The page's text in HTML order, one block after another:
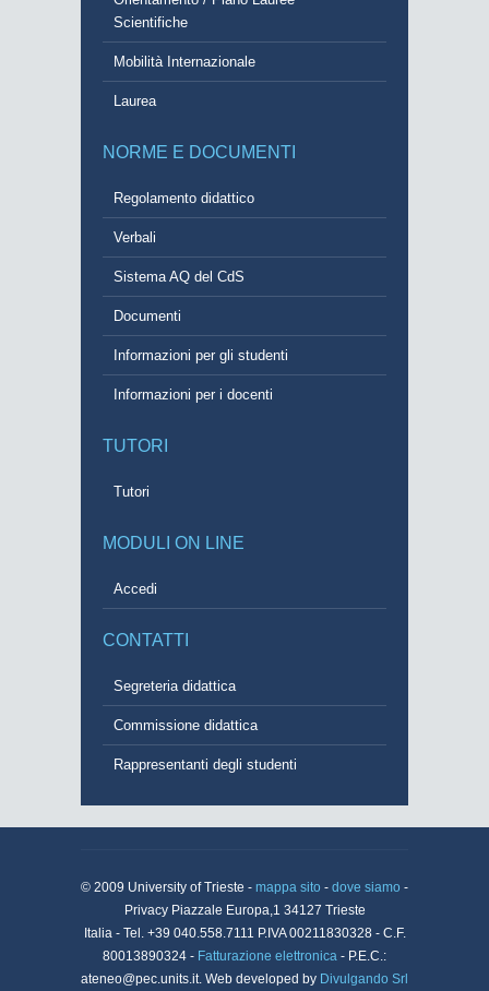
Scientifiche
Mobilità Internazionale
Laurea
NORME E DOCUMENTI
Regolamento didattico
Verbali
Sistema AQ del CdS
Documenti
Informazioni per gli studenti
Informazioni per i docenti
TUTORI
Tutori
MODULI ON LINE
Accedi
CONTATTI
Segreteria didattica
Commissione didattica
Rappresentanti degli studenti
© 2009 University of Trieste - mappa sito - dove siamo -
Privacy Piazzale Europa,1 34127 Trieste
Italia - Tel. +39 040.558.7111 P.IVA 00211830328 - C.F.
80013890324 - Fatturazione elettronica - P.E.C.:
ateneo@pec.units.it. Web developed by Divulgando Srl